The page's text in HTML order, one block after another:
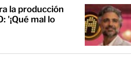
la producción
'¡Qué mal lo